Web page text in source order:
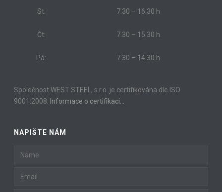
St: 7.30 – 16.30 h
Čt: 7.30 – 15.30 h
Pá: 7.30 – 14.30 h
Společnost WEST STEEL, s.r.o. je certifikována dle ISO
9001:2008. Informace o certifikaci…
NAPIŠTE NÁM